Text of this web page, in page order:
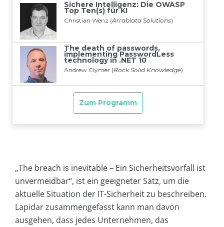
„The breach is inevitable – Ein Sicherheitsvorfall ist
unvermeidbar“, ist ein geeigneter Satz, um die
aktuelle Situation der IT-Sicherheit zu beschreiben.
Lapidar zusammengefasst kann man davon
ausgehen, dass jedes Unternehmen, das